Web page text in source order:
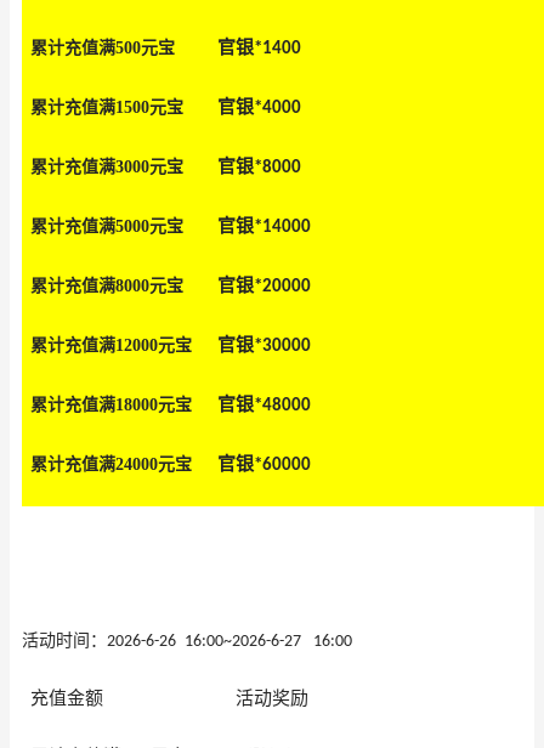
累计充值满500元宝 官银*1400
累计充值满1500元宝 官银*4000
累计充值满3000元宝 官银*8000
累计充值满5000元宝 官银*14000
累计充值满8000元宝 官银*20000
累计充值满12000元宝 官银*30000
累计充值满18000元宝 官银*48000
累计充值满24000元宝 官银*60000
活动时间： 2026-6-26 16:00~2026-6-27 16:00
充值金额 活动奖励